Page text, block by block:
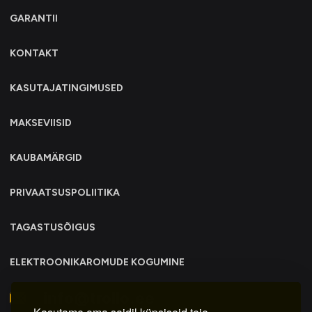
GARANTII
KONTAKT
KASUTAJATINGIMUSED
MAKSEVIISID
KAUBAMÄRGID
PRIVAATSUSPOLIITIKA
TAGASTUSÕIGUS
ELEKTROONIKAROMUDE KOGUMINE